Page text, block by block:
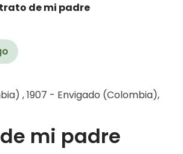
de mi padre
, 1907 - Envigado (Colombia),
mi padre